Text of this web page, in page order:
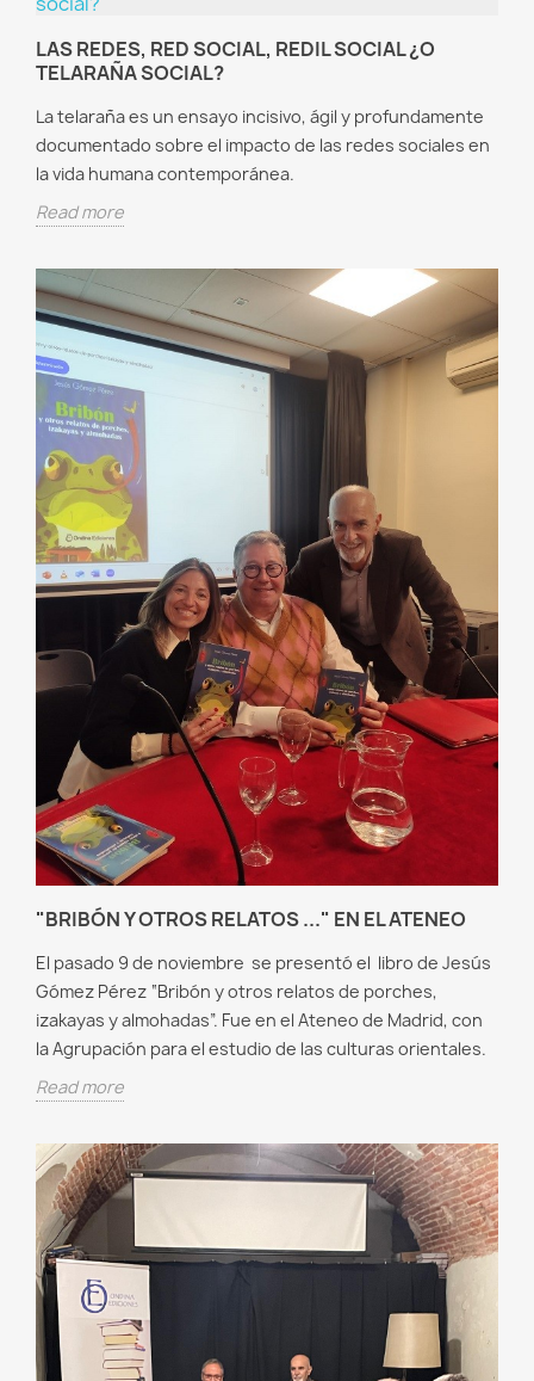
LAS REDES, RED SOCIAL, REDIL SOCIAL ¿O
TELARAÑA SOCIAL?
La telaraña es un ensayo incisivo, ágil y profundamente
documentado sobre el impacto de las redes sociales en
la vida humana contemporánea.
Read more
"BRIBÓN Y OTROS RELATOS ..." EN EL ATENEO
El pasado 9 de noviembre se presentó el libro de Jesús
Gómez Pérez “Bribón y otros relatos de porches,
izakayas y almohadas”. Fue en el Ateneo de Madrid, con
la Agrupación para el estudio de las culturas orientales.
Read more